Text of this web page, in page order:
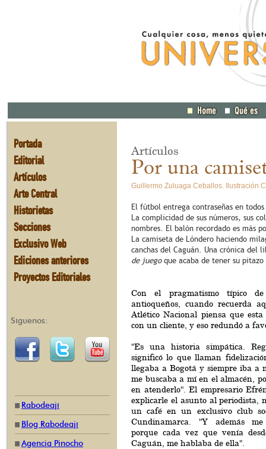
Portada
Editorial
Artículos
Arte Central
Historietas
Secciones
Exclusivo Web
Ediciones anteriores
Proyectos Editoriales
Síguenos:
Rabodeají
Blog Rabodeají
Agencia Pinocho
Artículos
Por una
Guillermo Zuluaga Ceballos. Ilustración
El fútbol entrega contraseñas en
La complicidad de sus números, sus
nombres. El balón recordado es más
La camiseta de Lóndero haciendo
canchas del Caguán. Una crónica del
de juegoque acaba de tener su
Con el pragmatismo típico de
antioqueños, cuando recuerda
Atlético Nacional piensa que
con un cliente, y eso redundó a
"Es una historia simpática.
significó lo que llaman
llegaba a Bogotá y siempre iba a
me buscaba a mí en el almacén,
en atenderlo". El empresario
explicarle el asunto al periodista,
un café en un exclusivo club
Cundinamarca. "Y además
porque cada vez que venía
Caguán, me hablaba de ella".